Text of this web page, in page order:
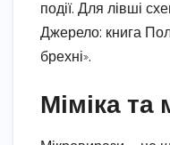
події. Для лівші
Джерело: книга
брехні».
Міміка та